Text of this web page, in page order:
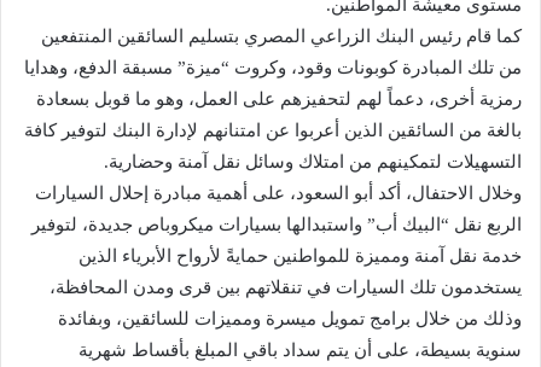
مستوى معيشة المواطنين.
كما قام رئيس البنك الزراعي المصري بتسليم السائقين المنتفعين
من تلك المبادرة كوبونات وقود، وكروت “ميزة” مسبقة الدفع، وهدايا
رمزية أخرى، دعماً لهم لتحفيزهم على العمل، وهو ما قوبل بسعادة
بالغة من السائقين الذين أعربوا عن امتنانهم لإدارة البنك لتوفير كافة
التسهيلات لتمكينهم من امتلاك وسائل نقل آمنة وحضارية.
وخلال الاحتفال، أكد أبو السعود، على أهمية مبادرة إحلال السيارات
الربع نقل “البيك أب” واستبدالها بسيارات ميكروباص جديدة، لتوفير
خدمة نقل آمنة ومميزة للمواطنين حمايةً لأرواح الأبرياء الذين
يستخدمون تلك السيارات في تنقلاتهم بين قرى ومدن المحافظة،
وذلك من خلال برامج تمويل ميسرة ومميزات للسائقين، وبفائدة
سنوية بسيطة، على أن يتم سداد باقي المبلغ بأقساط شهرية